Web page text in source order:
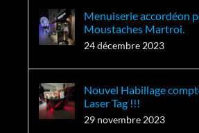
Menuiserie accordéon
Moustaches Martroi.
24 décembre 2023
Nouvel Habillage
Laser Tag !!!
29 novembre 2023